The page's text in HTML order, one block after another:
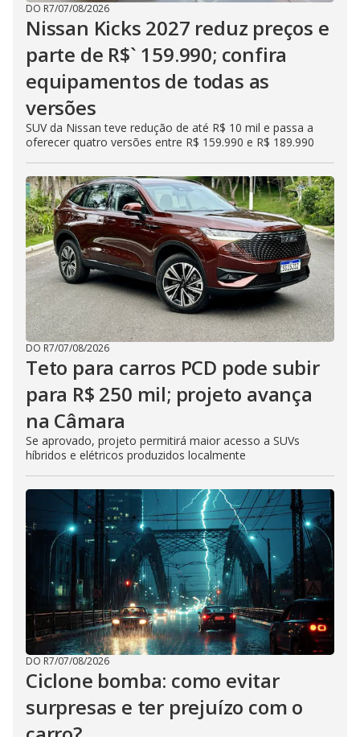
DO R7/07/08/2026
Nissan Kicks 2027 reduz preços e
parte de R$` 159.990; confira
equipamentos de todas as
versões
SUV da Nissan teve redução de até R$ 10 mil e passa a
oferecer quatro versões entre R$ 159.990 e R$ 189.990
DO R7/07/08/2026
Teto para carros PCD pode subir
para R$ 250 mil; projeto avança
na Câmara
Se aprovado, projeto permitirá maior acesso a SUVs
híbridos e elétricos produzidos localmente
DO R7/07/08/2026
Ciclone bomba: como evitar
surpresas e ter prejuízo com o